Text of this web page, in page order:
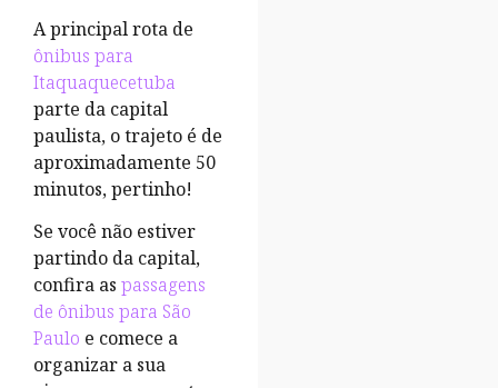
A principal rota de
ônibus para
Itaquaquecetuba
parte da capital
paulista, o trajeto é de
aproximadamente 50
minutos, pertinho!
Se você não estiver
partindo da capital,
confira as passagens
de ônibus para São
Paulo e comece a
organizar a sua